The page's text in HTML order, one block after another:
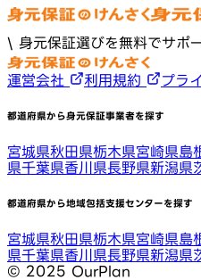
\ 身元保証選びを無料でサポ
運営会社 利用規約 プラ
都道府県から身元保証事業者を探す
宮城県秋田県栃木県宮崎県島
県千葉県香川県長野県新潟県
都道府県から地域包括支援センターを探す
宮城県秋田県栃木県宮崎県島
県千葉県香川県長野県新潟県
©︎ 2025 OurPlan